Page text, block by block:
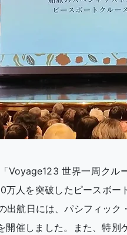
Voyage123 世界一周クル
万人を突破したピースボー
出航日には、パシフィック
開催しました。また、特別